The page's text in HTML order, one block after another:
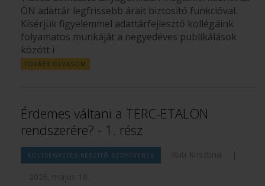
ÖN adattár legfrissebb árait biztosító funkcióval.
Kísérjük figyelemmel adattárfejlesztő kollégáink
folyamatos munkáját a negyedéves publikálások
között i
TOVÁBB OLVASOM
Érdemes váltani a TERC-ETALON
rendszerére? - 1. rész
KÖLTSÉGVETÉS-KÉSZÍTŐ SZOFTVEREK Kuti Krisztina
|
2026. május 18.